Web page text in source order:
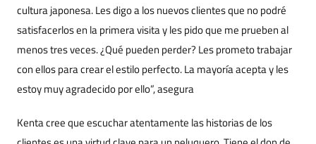
cultura japonesa. Les digo a los nuevos clientes que no podré
satisfacerlos en la primera visita y les pido que me prueben al
menos tres veces. ¿Qué pueden perder? Les prometo trabajar
con ellos para crear el estilo perfecto. La mayoría acepta y les
estoy muy agradecido por ello”, asegura
Kenta cree que escuchar atentamente las historias de los